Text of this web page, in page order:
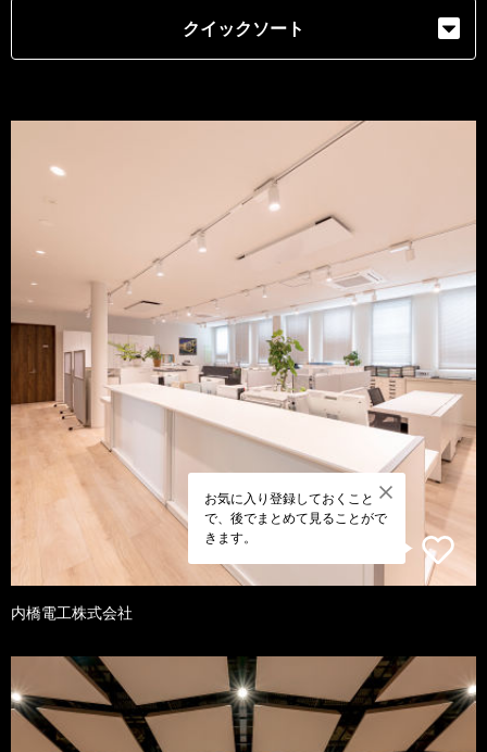
クイックソート
お気に入り登録しておくこと
で、後でまとめて見ることがで
きます。
内橋電工株式会社